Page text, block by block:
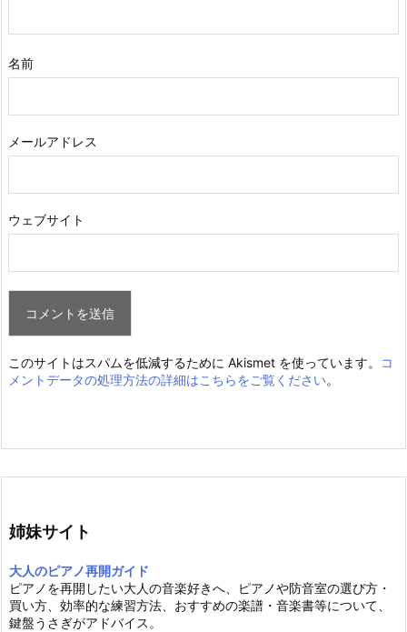
名前
メールアドレス
ウェブサイト
このサイトはスパムを低減するために Akismet を使っています。
コ
メントデータの処理方法の詳細はこちらをご覧ください。
姉妹サイト
大人のピアノ再開ガイド
ピアノを再開したい大人の音楽好きへ、ピアノや防音室の選び方・
買い方、効率的な練習方法、おすすめの楽譜・音楽書等について、
鍵盤うさぎがアドバイス。